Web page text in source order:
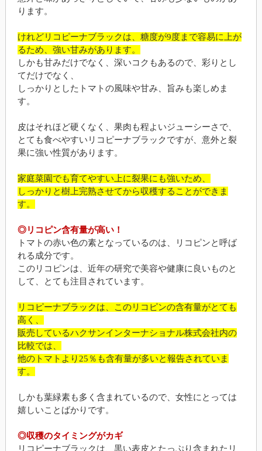
ります。
けれどリコピーナブラックは、糖度が9度まで容易に上が
るため、強い甘みがあります。
しかも甘みだけでなく、深いコクもあるので、彩りとし
てだけでなく、
しっかりとしたトマトの風味や甘み、旨みも楽しめま
す。
皮はそれほど硬くなく、果肉も程よいジューシーさで、
とても食べやすいリコピーナブラックですが、意外と裂
果に強い性質があります。
家庭菜園でも育てやすい上に裂果にも強いため、
しっかりと樹上完熟させてから収穫することができま
す。
◎リコピン含有量が高い！
トマトの赤い色の素となっているのは、リコピンと呼ば
れる成分です。
このリコピンは、近年の研究で美容や健康に良いものと
して、とても注目されています。
リコピーナブラックは、このリコピンの含有量がとても
高く、
販売しているハクサンインターナショナル株式会社内の
比較では、
他のトマトより25％も含有量が多いと報告されていま
す。
しかも葉緑素も多く含まれているので、女性にとっては
嬉しいことばかりです。
◎収穫のタイミングがカギ
リコピーナブラックは、黒い表皮とたっぷり含まれたリ